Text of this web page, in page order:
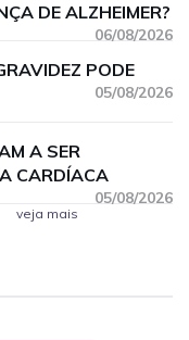
DE ALZHEIMER?
06/08/2026
PODE
05/08/2026
A SER
CARDÍACA
05/08/2026
veja mais